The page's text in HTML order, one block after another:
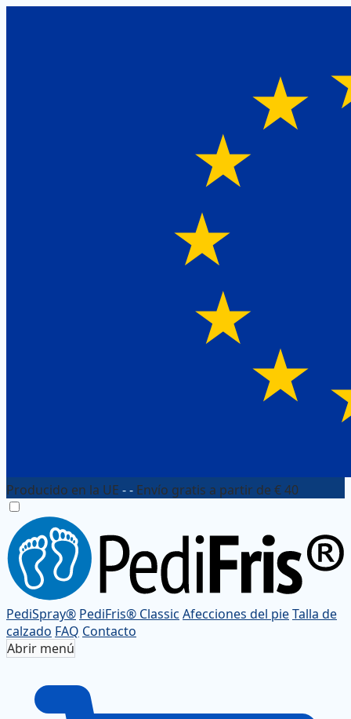
Producido en la UE - - Envío gratis a partir de € 40
PediSpray® PediFris® Classic Afecciones del pieTalla de
calzado FAQ Contacto
Abrir menú